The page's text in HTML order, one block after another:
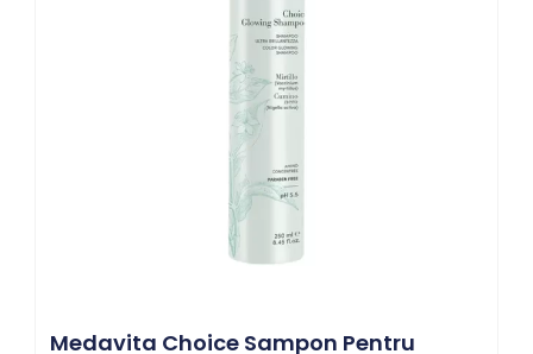
Medavita Choice Sampon Pentru